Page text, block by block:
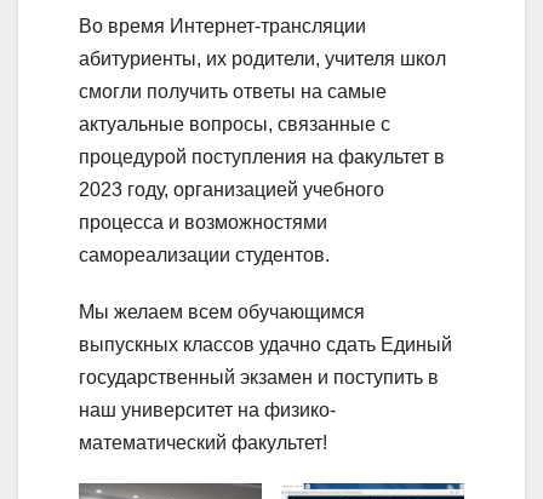
Во время Интернет-трансляции
абитуриенты, их родители, учителя школ
смогли получить ответы на самые
актуальные вопросы, связанные с
процедурой поступления на факультет в
2023 году, организацией учебного
процесса и возможностями
самореализации студентов.
Мы желаем всем обучающимся
выпускных классов удачно сдать Единый
государственный экзамен и поступить в
наш университет на физико-
математический факультет!